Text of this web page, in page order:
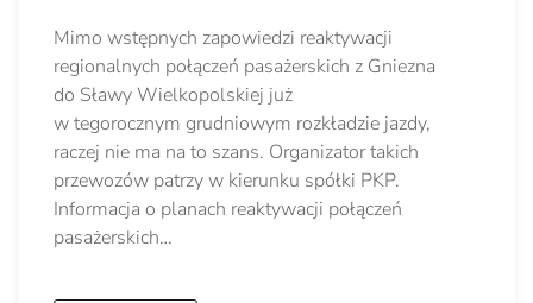
Mimo wstępnych zapowiedzi reaktywacji
regionalnych połączeń pasażerskich z Gniezna
do Sławy Wielkopolskiej już
w tegorocznym grudniowym rozkładzie jazdy,
raczej nie ma na to szans. Organizator takich
przewozów patrzy w kierunku spółki PKP.
Informacja o planach reaktywacji połączeń
pasażerskich…